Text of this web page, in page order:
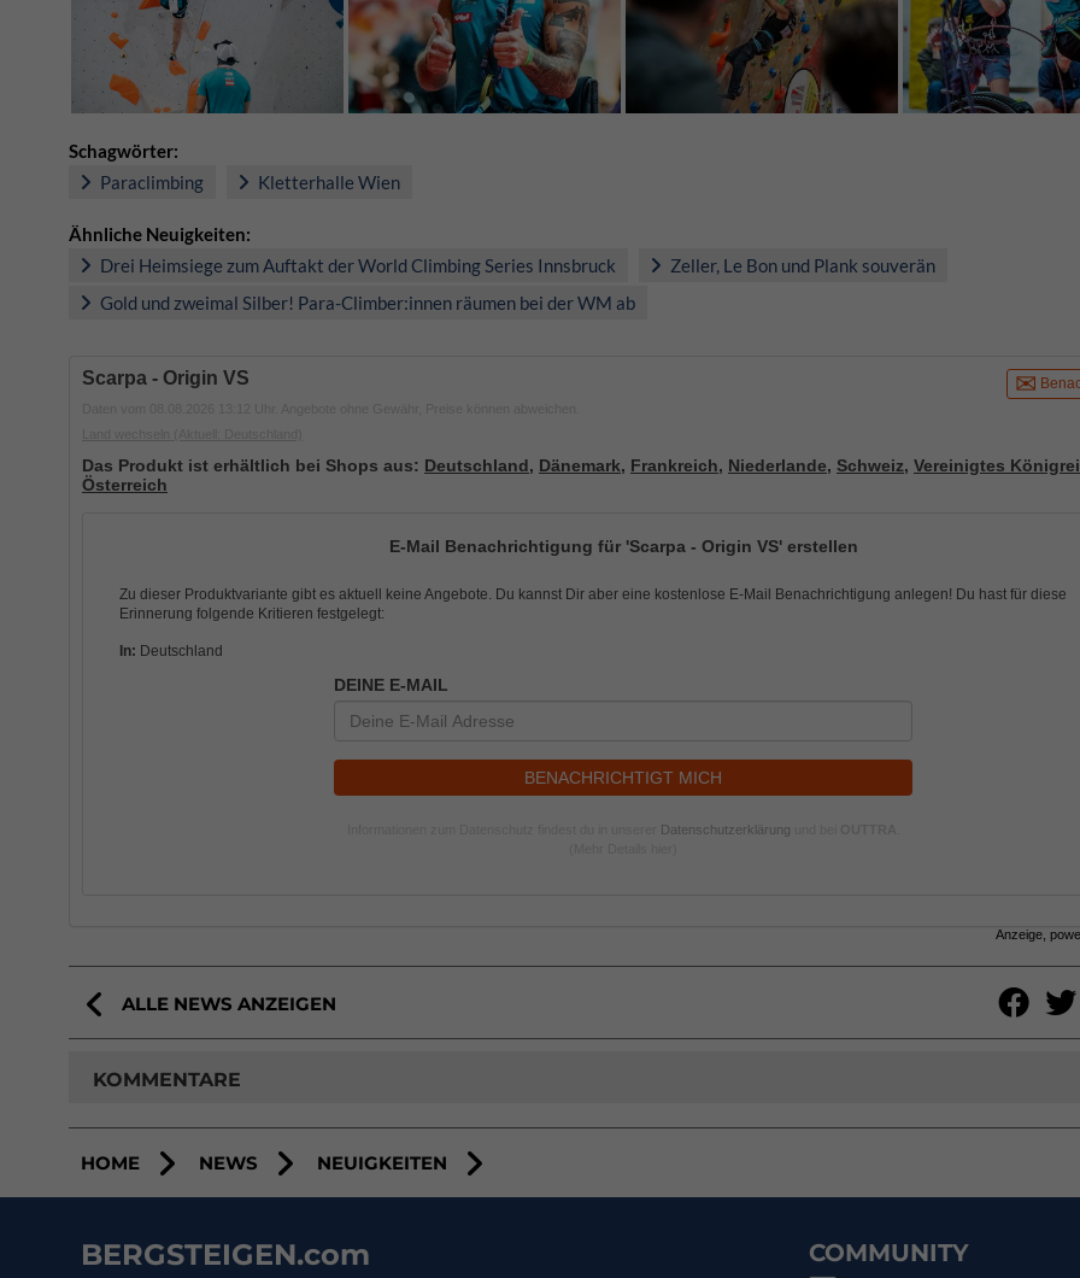
Schagwörter:
Paraclimbing
Kletterhalle Wien
Ähnliche Neuigkeiten:
Drei Heimsiege zum Auftakt der World Climbing Series Innsbruck
Zeller, Le Bon und Plank souverän
Gold und zweimal Silber! Para-Climber:innen räumen bei der WM ab
Scarpa - Origin VS
Das Produkt ist erhältlich bei Shops aus: Deutschland, Dänemark, Frankreich, Niederlande, Schweiz, Vereinigtes
Österreich
E-Mail Benachrichtigung für 'Scarpa - Origin VS' erstellen
Zu dieser Produktvariante gibt es aktuell keine Angebote. Du kannst Dir aber eine kostenlose E-Mail Benachrichtigung anlegen! Du hast für diese
Erinnerung folgende Kritieren festgelegt:
In: Deutschland
DEINE E-MAIL
BENACHRICHTIGT MICH
Datenschutzerklärung
Anzeige,
ALLE NEWS ANZEIGEN
KOMMENTARE
HOME NEWS NEUIGKEITEN
BERGSTEIGEN.com COMMUNITY